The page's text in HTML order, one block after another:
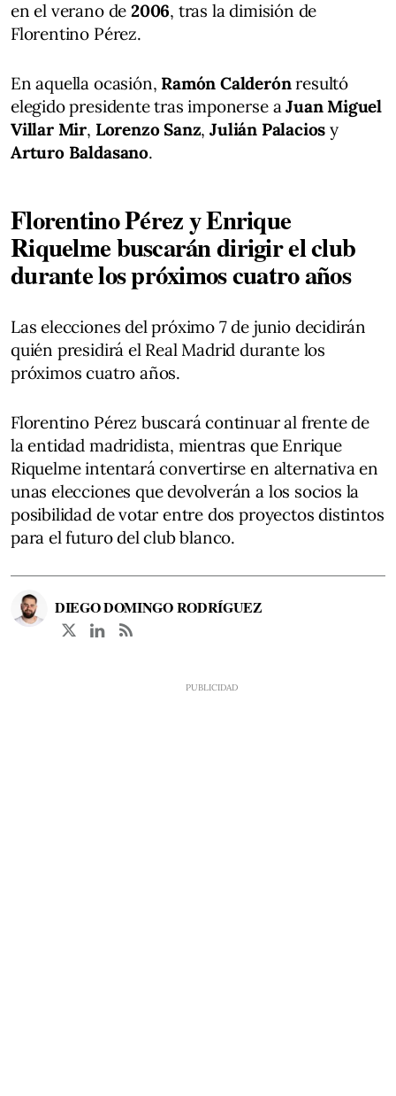
en el verano de 2006, tras la dimisión de
Florentino Pérez.
En aquella ocasión, Ramón Calderónresultó
elegido presidente tras imponerse aJuan Miguel
Villar Mir, Lorenzo Sanz,Julián Palacios y
Arturo Baldasano.
Florentino Pérez y Enrique
Riquelme buscarán dirigir el club
durante los próximos cuatro años
Las elecciones del próximo 7 de junio decidirán
quién presidirá el Real Madrid durante los
próximos cuatro años.
Florentino Pérez buscará continuar al frente de
la entidad madridista, mientras que Enrique
Riquelme intentará convertirse en alternativa en
unas elecciones que devolverán a los socios la
posibilidad de votar entre dos proyectos distintos
para el futuro del club blanco.
DIEGO DOMINGO RODRÍGUEZ